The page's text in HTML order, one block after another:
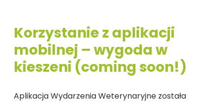
Korzystanie z aplikacji
mobilnej – wygoda w
kieszeni (coming soon!)
Aplikacja Wydarzenia Weterynaryjne została